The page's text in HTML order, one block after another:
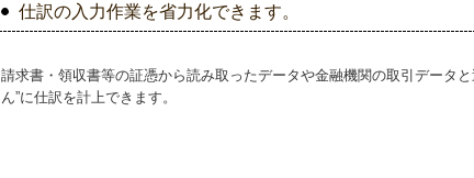
仕訳の入力作業を省力化できます。
請求書・領収書等の証憑から読み取ったデータや金融機関の取引データ
ん”に仕訳を計上できます。